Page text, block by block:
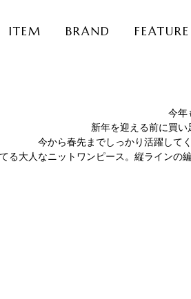
ITEM BRAND FEATURE
今年
新年を迎える前に買い
今から春先までしっかり活躍して
る大人なニットワンピース。縦ライン